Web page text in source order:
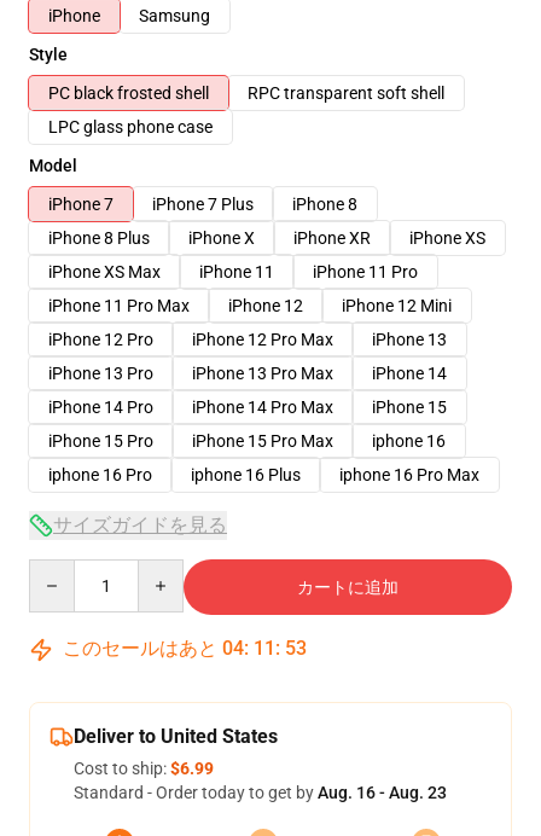
iPhone
Samsung
Style
PC black frosted shell
RPC transparent soft shell
LPC glass phone case
Model
iPhone 7
iPhone 7 Plus
iPhone 8
iPhone 8 Plus
iPhone X iPhone XR
iPhone XS
iPhone XS Max
iPhone 11
iPhone 11 Pro
iPhone 11 Pro Max
iPhone 12
iPhone 12 Mini
iPhone 12 Pro
iPhone 12 Pro Max
iPhone 13
iPhone 13 Pro
iPhone 13 Pro Max
iPhone 14
iPhone 14 Pro
iPhone 14 Pro Max
iPhone 15
iPhone 15 Pro
iPhone 15 Pro Max
iphone 16
iphone 16 Pro
iphone 16 Plus iphone 16 Pro Max
サイズガイドを見る
カートに追加
このセールはあと 04: 11 : 53
Deliver to United States
Cost to ship:$6.99
Standard - Order today to get byAug. 16 - Aug. 23